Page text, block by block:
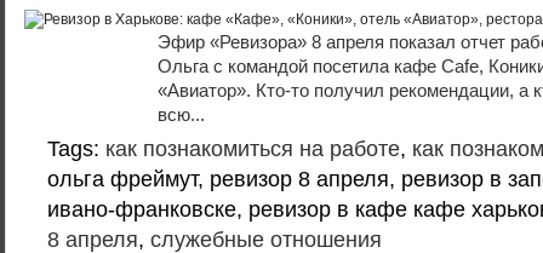
Эфир «Ревизора» 8 апреля показал отчет
Ольга с командой посетила кафе Cafe,
«Авиатор». Кто-то получил рекомендации, а
всю...
Tags: как познакомиться на работе, как
ольга фреймут, ревизор 8 апреля, ревизор в
ивано-франковске, ревизор в кафе кафе
8 апреля, служебные отношения